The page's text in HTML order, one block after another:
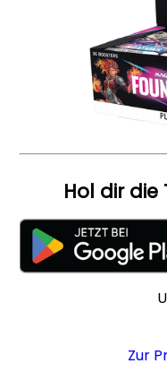
Hol dir die
Zur